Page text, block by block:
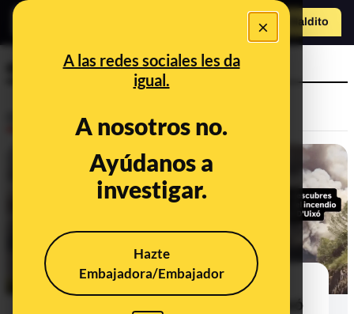
×
A las redes sociales les da
igual.
A nosotros no.
Ayúdanos a
investigar.
Hazte
Embajadora/Embajador
Hazte Maldito
energía
CONTEXTO
Qué sabemos del proyecto
fotovoltaico previsto en la Vall d’Uixó